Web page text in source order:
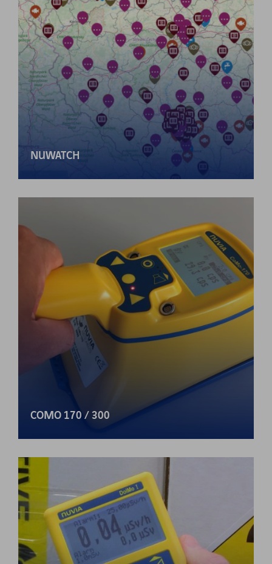
NUWATCH
COMO 170 / 300